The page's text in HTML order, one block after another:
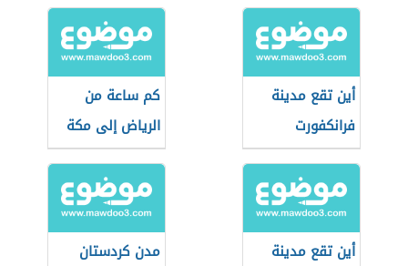
أين تقع مدينة
فرانكفورت
كم ساعة من
الرياض إلى مكة
أين تقع مدينة
مدن كردستان